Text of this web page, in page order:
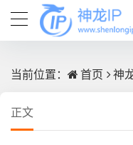
当前位置： 首页 神
正文